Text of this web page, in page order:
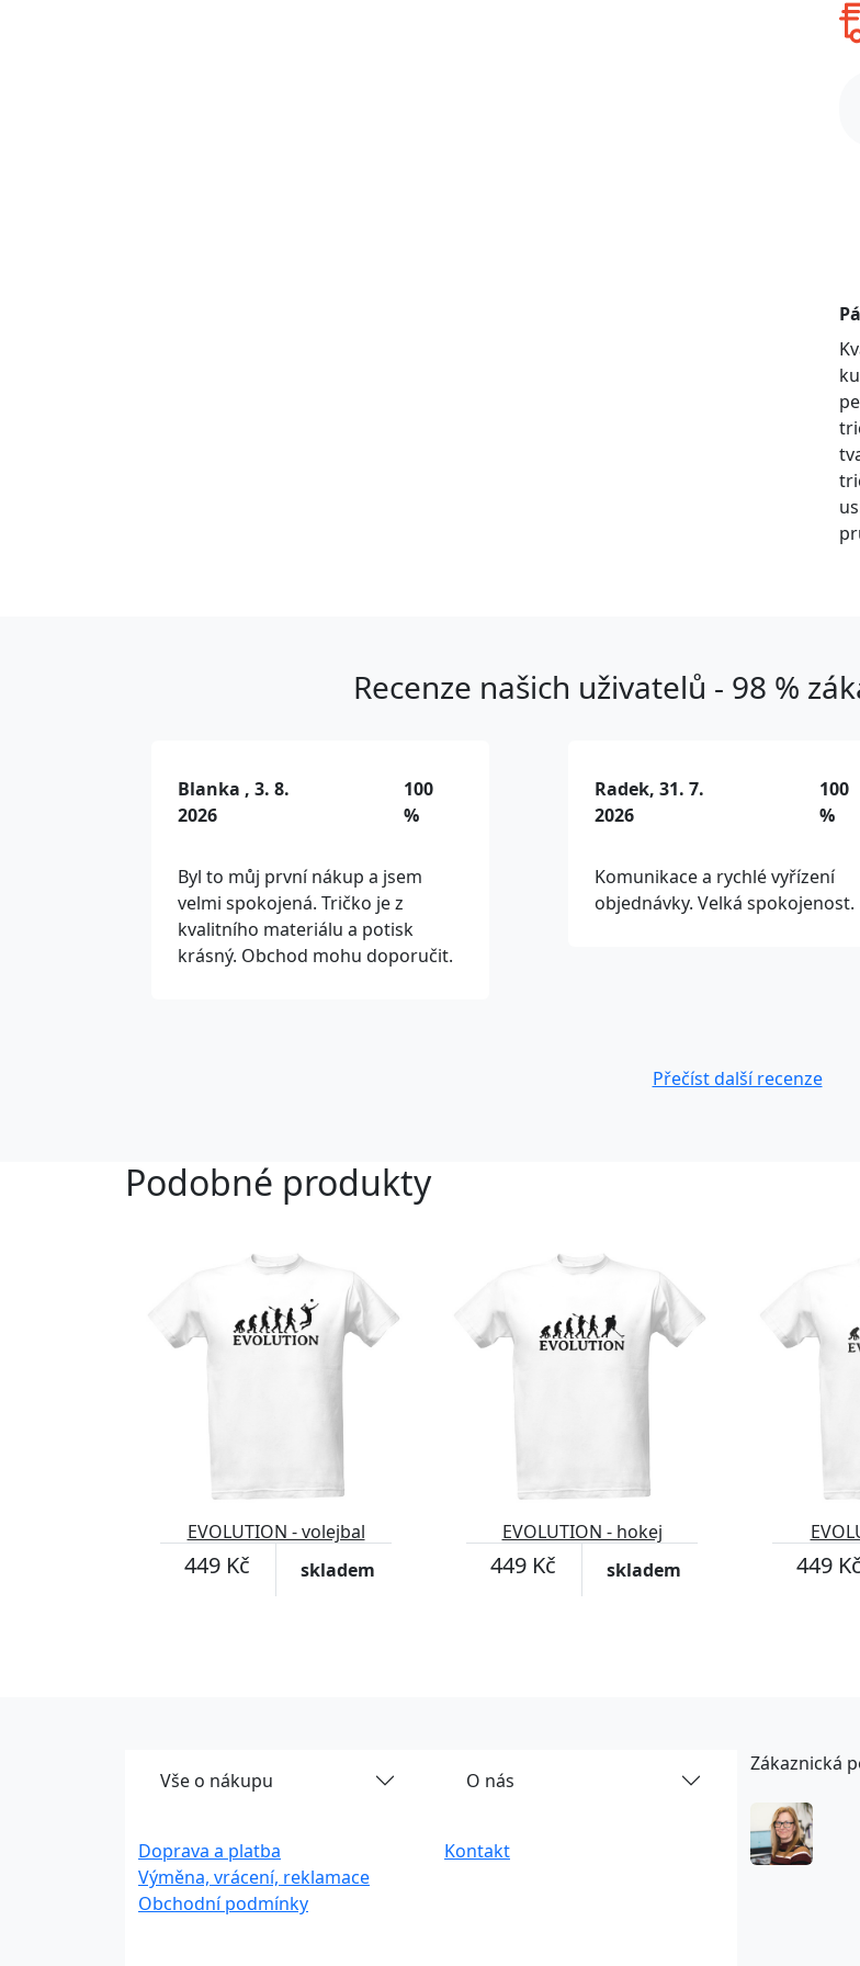
Recenze našich uživatelů - 98 %
Blanka , 3. 8.
2026
100
%
Byl to můj první nákup a jsem
velmi spokojená. Tričko je z
kvalitního materiálu a potisk
krásný. Obchod mohu doporučit.
Radek, 31. 7.
2026
100
%
Komunikace a rychlé vyřízení
objednávky. Velká spokojenost.
Přečíst další recenze
Podobné produkty
EVOLUTION - volejbal
449 Kč skladem
EVOLUTION - hokej
449 Kč skladem 449 Kč
Vše o nákupu
Doprava a platba
Výměna, vrácení, reklamace
Obchodní podmínky
O nás
Kontakt
Zákaznická